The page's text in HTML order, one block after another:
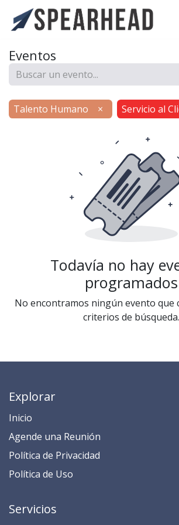
Eventos
Talento Humano × Servicio al
Todavía no hay
programados
No encontramos ningún evento que
criterios de búsqueda.
Explorar
Inicio
​​​​​​​​​​​​​​​​​​​​​​​​​​​​A​gend​e ​u​na​ Reunión​
​​​​​​P​o​l​ítica de Privacidad
​​​​​​​​​​​P​o​l​í​t​ic​a​ d​e ​U​so​
Servicios